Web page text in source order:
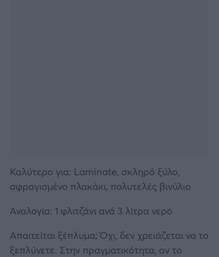
Καλύτερο για: Laminate, σκληρό ξύλο,
σφραγισμένο πλακάκι, πολυτελές βινύλιο
Αναλογία: 1 φλιτζάνι ανά 3 λίτρα νερό
Απαιτείται ξέπλυμα; Όχι, δεν χρειάζεται να το
ξεπλύνετε. Στην πραγματικότητα, αν το